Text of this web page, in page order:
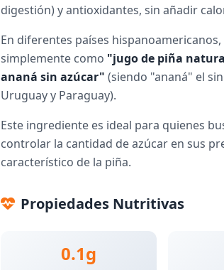
digestión) y antioxidantes, sin añadir
En diferentes países
simplemente como "jugo de piña
ananá sin azúcar" (siendo "ananá" el
Uruguay y Paraguay).
Este ingrediente es ideal para quienes
controlar la cantidad de azúcar en sus
característico de la piña.
Propiedades Nutritivas
0.1g